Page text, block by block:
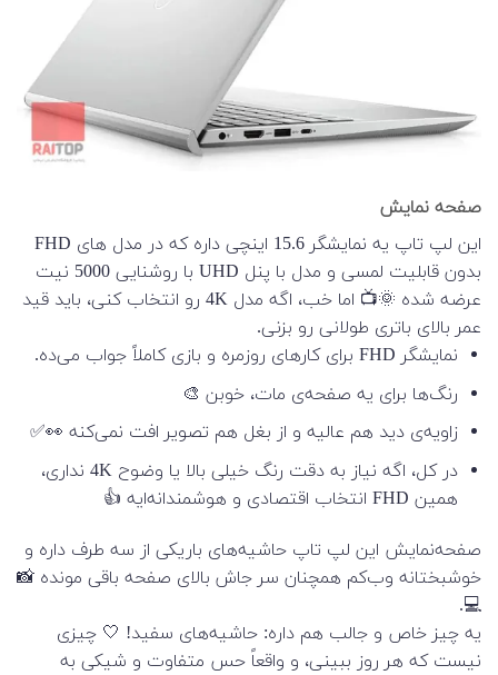
صفحه نمایش
این لپ تاپ یه نمایشگر 15.6 اینچی داره که در مدل های FHD
بدون قابلیت لمسی و مدل با پنل UHD با روشنایی 5000 نیت
عرضه شده 🌞📺 اما خب، اگه مدل 4K رو انتخاب کنی، باید قید
عمر بالای باتری طولانی رو بزنی.
نمایشگر FHD برای کارهای روزمره و بازی کاملاً جواب می‌ده.
رنگ‌ها برای یه صفحه‌ی مات، خوبن 🎨
زاویه‌ی دید هم عالیه و از بغل هم تصویر افت نمی‌کنه 👀✅
در کل، اگه نیاز به دقت رنگ خیلی بالا یا وضوح 4K نداری،
همین FHD انتخاب اقتصادی و هوشمندانه‌ایه 👍
صفحه‌نمایش این لپ تاپ حاشیه‌های باریکی از سه طرف داره و
خوشبختانه وب‌کم همچنان سر جاش بالای صفحه باقی مونده 📸
💻.
یه چیز خاص و جالب هم داره: حاشیه‌های سفید! 🤍 چیزی
نیست که هر روز ببینی، و واقعاً حس متفاوت و شیکی به